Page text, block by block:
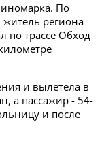
По
региона
по трассе Обход
и вылетела в
а пассажир - 54-
и после